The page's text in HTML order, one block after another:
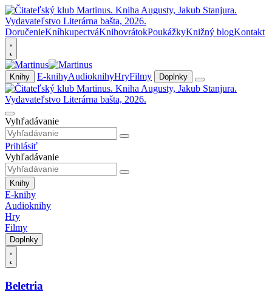
DoručenieKníhkupectváKnihovrátokPoukážkyKnižný blogKontakt
Knihy E-knihyAudioknihyHryFilmy Doplnky
Vyhľadávanie
Prihlásiť
Vyhľadávanie
Knihy
E-knihy
Audioknihy
Hry
Filmy
Doplnky
Beletria